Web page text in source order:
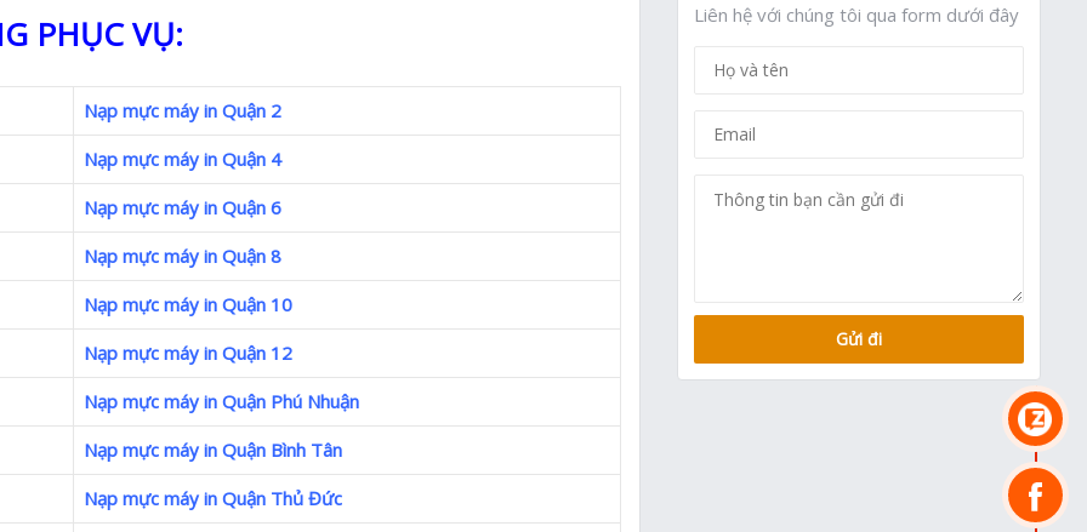
PHỤC VỤ:
Nạp mực máy in Quận 2
Nạp mực máy in Quận 4
Nạp mực máy in Quận 6
Nạp mực máy in Quận 8
Nạp mực máy in Quận 10
Nạp mực máy in Quận 12
Nạp mực máy in Quận Phú Nhuận
Nạp mực máy in Quận Bình Tân
Nạp mực máy in Quận Thủ Đức
Liên hệ với chúng tôi qua form dưới đây